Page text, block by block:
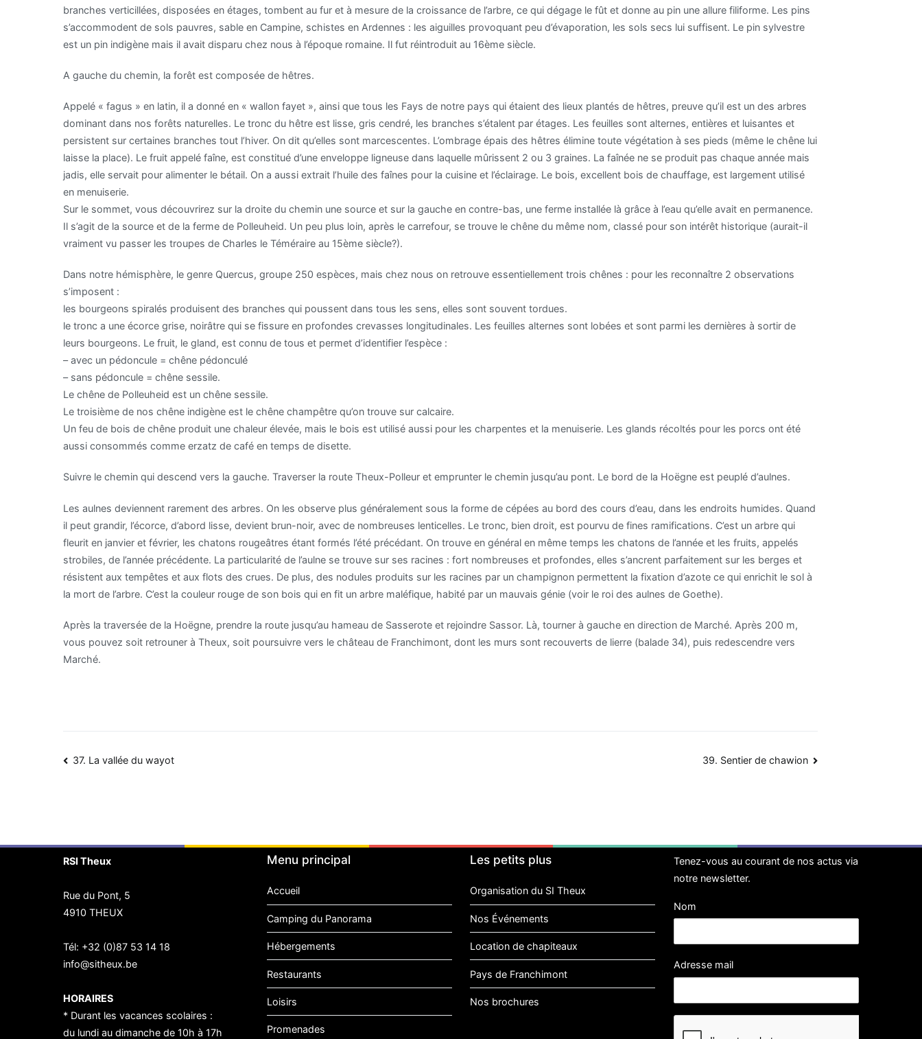
branches verticillées, disposées en étages, tombent au fur et à mesure de la croissance de l’arbre, ce qui dégage le fût et donne au pin une allure filiforme. Les pins
s’accommodent de sols pauvres, sable en Campine, schistes en Ardennes : les aiguilles provoquant peu d’évaporation, les sols secs lui suffisent. Le pin sylvestre
est un pin indigène mais il avait disparu chez nous à l’époque romaine. Il fut réintroduit au 16ème siècle.
A gauche du chemin, la forêt est composée de hêtres.
Appelé « fagus » en latin, il a donné en « wallon fayet », ainsi que tous les Fays de notre pays qui étaient des lieux plantés de hêtres, preuve qu’il est un des arbres
dominant dans nos forêts naturelles. Le tronc du hêtre est lisse, gris cendré, les branches s’étalent par étages. Les feuilles sont alternes, entières et luisantes et
persistent sur certaines branches tout l’hiver. On dit qu’elles sont marcescentes. L’ombrage épais des hêtres élimine toute végétation à ses pieds (même le chêne lui
laisse la place). Le fruit appelé faîne, est constitué d’une enveloppe ligneuse dans laquelle mûrissent 2 ou 3 graines. La faînée ne se produit pas chaque année mais
jadis, elle servait pour alimenter le bétail. On a aussi extrait l’huile des faînes pour la cuisine et l’éclairage. Le bois, excellent bois de chauffage, est largement utilisé
en menuiserie.
Sur le sommet, vous découvrirez sur la droite du chemin une source et sur la gauche en contre-bas, une ferme installée là grâce à l’eau qu’elle avait en permanence.
Il s’agit de la source et de la ferme de Polleuheid. Un peu plus loin, après le carrefour, se trouve le chêne du même nom, classé pour son intérêt historique (aurait-il
vraiment vu passer les troupes de Charles le Téméraire au 15ème siècle?).
Dans notre hémisphère, le genre Quercus, groupe 250 espèces, mais chez nous on retrouve essentiellement trois chênes : pour les reconnaître 2 observations
s’imposent :
les bourgeons spiralés produisent des branches qui poussent dans tous les sens, elles sont souvent tordues.
le tronc a une écorce grise, noirâtre qui se fissure en profondes crevasses longitudinales. Les feuilles alternes sont lobées et sont parmi les dernières à sortir de
leurs bourgeons. Le fruit, le gland, est connu de tous et permet d’identifier l’espèce :
– avec un pédoncule = chêne pédonculé
– sans pédoncule = chêne sessile.
Le chêne de Polleuheid est un chêne sessile.
Le troisième de nos chêne indigène est le chêne champêtre qu’on trouve sur calcaire.
Un feu de bois de chêne produit une chaleur élevée, mais le bois est utilisé aussi pour les charpentes et la menuiserie. Les glands récoltés pour les porcs ont été
aussi consommés comme erzatz de café en temps de disette.
Suivre le chemin qui descend vers la gauche. Traverser la route Theux-Polleur et emprunter le chemin jusqu’au pont. Le bord de la Hoëgne est peuplé d’aulnes.
Les aulnes deviennent rarement des arbres. On les observe plus généralement sous la forme de cépées au bord des cours d’eau, dans les endroits humides. Quand
il peut grandir, l’écorce, d’abord lisse, devient brun-noir, avec de nombreuses lenticelles. Le tronc, bien droit, est pourvu de fines ramifications. C’est un arbre qui
fleurit en janvier et février, les chatons rougeâtres étant formés l’été précédant. On trouve en général en même temps les chatons de l’année et les fruits, appelés
strobiles, de l’année précédente. La particularité de l’aulne se trouve sur ses racines : fort nombreuses et profondes, elles s’ancrent parfaitement sur les berges et
résistent aux tempêtes et aux flots des crues. De plus, des nodules produits sur les racines par un champignon permettent la fixation d’azote ce qui enrichit le sol à
la mort de l’arbre. C’est la couleur rouge de son bois qui en fit un arbre maléfique, habité par un mauvais génie (voir le roi des aulnes de Goethe).
Après la traversée de la Hoëgne, prendre la route jusqu’au hameau de Sasserote et rejoindre Sassor. Là, tourner à gauche en direction de Marché. Après 200 m,
vous pouvez soit retrouner à Theux, soit poursuivre vers le château de Franchimont, dont les murs sont recouverts de lierre (balade 34), puis redescendre vers
Marché.
Navigation
37. La vallée du wayot 39. Sentier de chawion
RSI Theux
Rue du Pont, 5
4910 THEUX
Tél: +32 (0)87 53 14 18
info@sitheux.be
HORAIRES
* Durant les vacances scolaires :
du lundi au dimanche de 10h à 17h
Menu principal
Accueil
Camping du Panorama
Hébergements
Restaurants
Loisirs
Promenades
Les petits plus
Organisation du SI Theux
Nos Événements
Location de chapiteaux
Pays de Franchimont
Nos brochures
Tenez-vous au courant de nos actus via
notre newsletter.
Nom
Adresse mail